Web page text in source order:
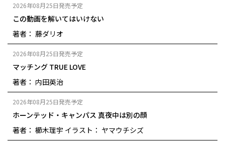
2026年08月25日発売予定
この動画を解いてはいけない
著者： 藤ダリオ
2026年08月25日発売予定
マッチング TRUE LOVE
著者： 内田英治
2026年08月25日発売予定
ホーンテッド・キャンパス 真夜中は別の顔
著者： 櫛木理宇 イラスト： ヤマウチシズ